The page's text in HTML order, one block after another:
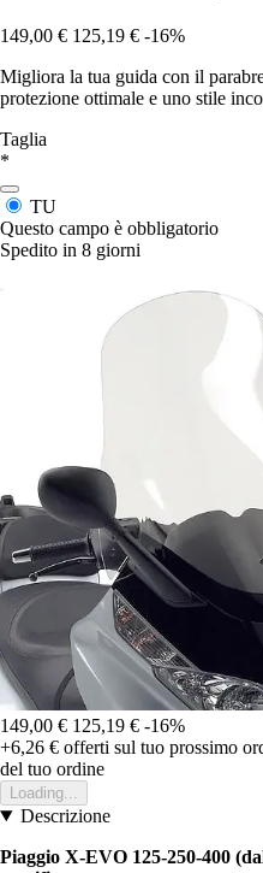
149,00 € 125,19 € -16%
Migliora la tua guida con il
protezione ottimale e uno stile
Taglia
*
TU
Questo campo è obbligatorio
Spedito in 8 giorni
149,00 € 125,19 € -16%
+6,26 € offerti sul tuo prossimo
del tuo ordine
Loading...
Descrizione
Piaggio X-EVO 125-250-400